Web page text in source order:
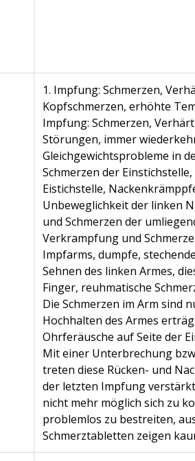
1. Impfung: Schmerzen,
Kopfschmerzen, erhöhte
Impfung: Schmerzen,
Störungen, immer
Gleichgewichtsprobleme in
Schmerzen der
Eistichstelle,
Unbeweglichkeit der linken
und Schmerzen der
Verkrampfung und
Impfarms, dumpfe,
Sehnen des linken Armes,
Finger, reuhmatische
Die Schmerzen im Arm sind
Hochhalten des Armes
Ohrferäusche auf Seite der
Mit einer Unterbrechung
treten diese Rücken- und
der letzten Impfung
nicht mehr möglich sich zu
problemlos zu bestreiten,
Schmerztabletten zeigen